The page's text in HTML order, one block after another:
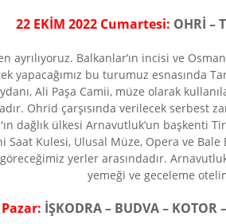
22 EKİM 2022 Cumartesi: OHRİ –
ayrılıyoruz. Balkanlar’ın incisi ve
bu turumuz esnasında
Ali Paşa Camii, müze olarak
Ohrid çarşısında verilecek serbest
dağlık ülkesi Arnavutluk’un başkenti
Kulesi, Ulusal Müze, Opera ve Bale
yerler arasındadır.
yemeği ve geceleme
İŞKODRA – BUDVA – KOTOR